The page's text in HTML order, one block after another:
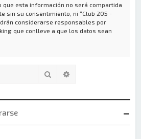
que esta información no será compartida
sin su consentimiento, ni “Club 205 -
considerarse responsables por
que conlleve a que los datos sean
Buscar